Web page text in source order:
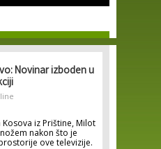
Novinar izboden u
iz Prištine, Milot
nakon što je
ove televizije.